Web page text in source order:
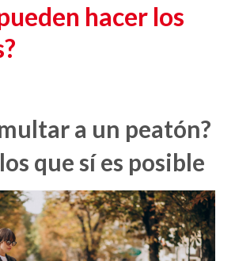
hacer los
a un peatón?
que sí es posible